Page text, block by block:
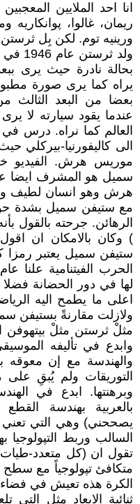
انا احد الملايين
ريمان، غالوا،
ورينيه توم. لكن بِل
ولد
بحالة نادرة حيث يرى
يراه كما يرى صورة
بعضا من البعد الثالث
عندما يقود سيارته لا
العالم كما نراه. درس
الى كاليفورنيا-بيركلي
موريس هرش. الفيديو
سميل هو المشرف ايضا
هرش وهو انسان لطيف
مع ستيفن سميل بشدة حول
) وكان بالامكان ان
ستيفن سميل يعتبر رمزا
لها في دور الحضانة
اعلى ما يطمح اليه
ولازلت مقارنةً بستيفن
مثلْ ثرستن مثلْ
وابدع في تأليفه
والهندسة مع إن معوقه
التوريقات ولم يُبقِ
وبرهنتها. ابدع في
بالعربية بهندسة
يصححني) وهي التي تعني
السالب وربط التپولوجيا
تقول ان (كل متعدد-
متكافئ تپولوجياً مع سطح
الكرة هذه تعيش في فضاء
ثنائية الابعاد مثل